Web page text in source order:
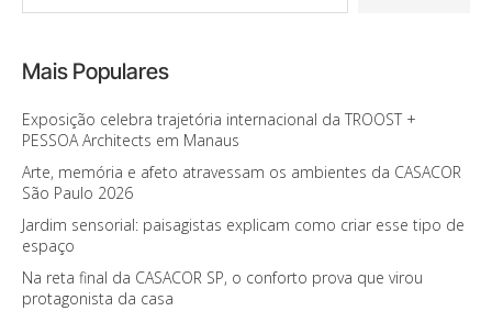
Mais Populares
Exposição celebra trajetória internacional da TROOST +
PESSOA Architects em Manaus
Arte, memória e afeto atravessam os ambientes da CASACOR
São Paulo 2026
Jardim sensorial: paisagistas explicam como criar esse tipo de
espaço
Na reta final da CASACOR SP, o conforto prova que virou
protagonista da casa